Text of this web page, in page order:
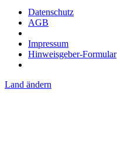
Datenschutz
AGB
Impressum
Hinweisgeber-Formular
Land ändern